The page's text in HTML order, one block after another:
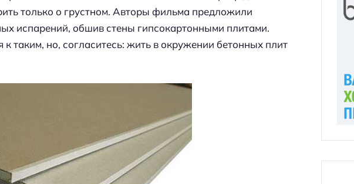
только о грустном. Авторы фильма предложили
испарений, обшив стены гипсокартонными плитами.
к таким, но, согласитесь: жить в окружении бетонных плит